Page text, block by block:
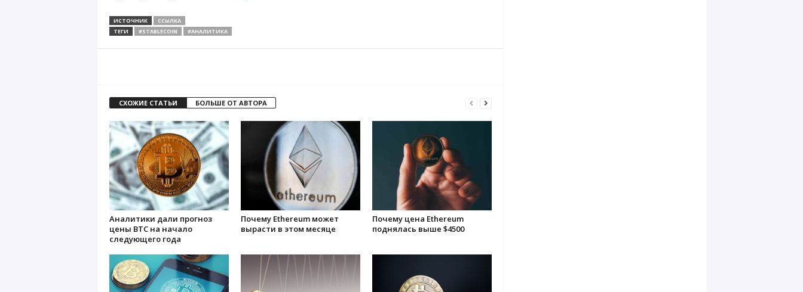
ИСТОЧНИК
ССЫЛКА
ТЕГИ
#STABLECOIN #АНАЛИТИКА
СХОЖИЕ СТАТЬИ БОЛЬШЕ ОТ АВТОРА
Аналитики дали прогноз
цены BTC на начало
следующего года
Почему Ethereum может
вырасти в этом месяце
Почему цена Ethereum
поднялась выше $4500